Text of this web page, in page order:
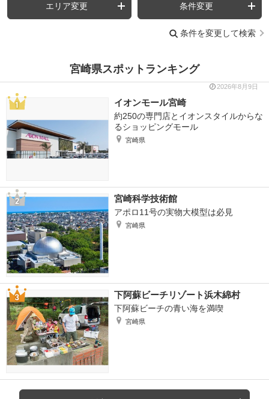
エリア変更 条件変更
条件を変更して検索
宮崎県スポットランキング
2026年8月9日
イオンモール宮崎
約250の専門店とイオンスタイルからな
るショッピングモール
宮崎県
宮崎科学技術館
アポロ11号の実物大模型は必見
宮崎県
下阿蘇ビーチリゾート浜木綿村
下阿蘇ビーチの青い海を満喫
宮崎県